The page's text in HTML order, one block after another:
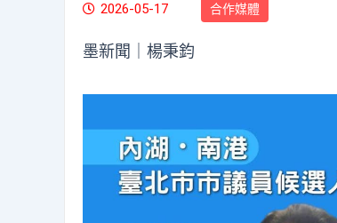
2026-05-17 合作媒體
墨新聞 ｜楊秉鈞